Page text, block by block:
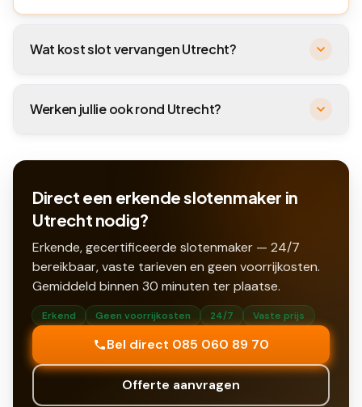
Wat kost slot vervangen Utrecht?
Werken jullie ook rond Utrecht?
Direct een erkende slotenmaker in
Utrecht nodig?
Erkende, gecertificeerde slotenmaker — 24/7
bereikbaar, vaste tarieven en geen voorrijkosten.
Gemiddeld binnen 30 minuten ter plaatse.
Erkend Geen voorrijkosten 24/7 Vaste prijs
Bel direct 085 060 89 70
Offerte aanvragen